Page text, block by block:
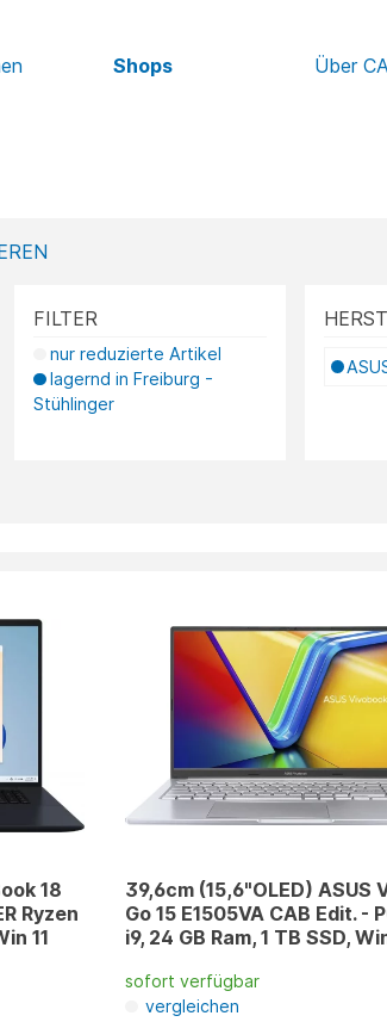
Shops Über
FILTER
nur reduzierte Artikel
lagernd in Freiburg -
Stühlinger
18
Ryzen
11
39,6cm (15,6"OLED) ASUS
Go 15 E1505VA CAB Edit. -
i9, 24 GB Ram, 1 TB SSD,
sofort verfügbar
vergleichen